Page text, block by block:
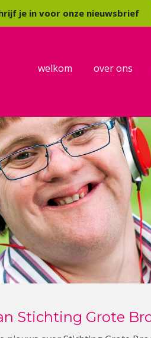
voor ieder kind
welkom over ons
Stichting Grote
je in voor onze nieuwsbrief